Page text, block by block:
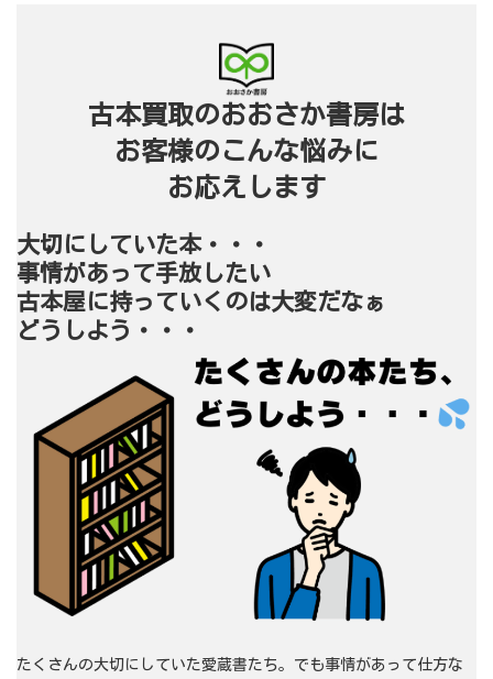
古本買取のおおさか書房は
お客様のこんな悩みに
お応えします
大切にしていた本・・・
事情があって手放したい
古本屋に持っていくのは大変だなぁ
どうしよう・・・
たくさんの大切にしていた愛蔵書たち。でも事情があって仕方な